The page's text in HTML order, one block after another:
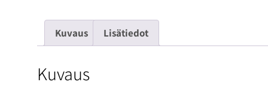
Kuvaus Lisätiedot
Kuvaus